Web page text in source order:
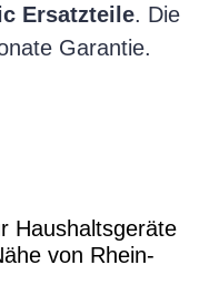
Ersatzteile. Die
Garantie.
Haushaltsgeräte
von Rhein-